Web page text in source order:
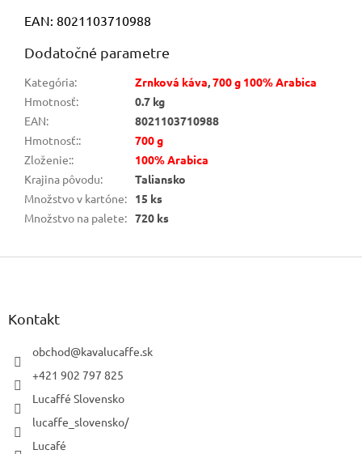
EAN: 8021103710988
Dodatočné parametre
Kategória: Zrnková káva,700 g 100% Arabica
Hmotnosť:
0.7 kg
EAN:
8021103710988
Hmotnosť::
700 g
Zloženie::
100% Arabica
Krajina pôvodu:
Taliansko
Množstvo v kartóne:
15 ks
Množstvo na palete: 720 ks
Z
Kontakt
obchod@kavalucaffe.sk
+421 902 797 825
Lucaffé Slovensko
lucaffe_slovensko/
Lucafé